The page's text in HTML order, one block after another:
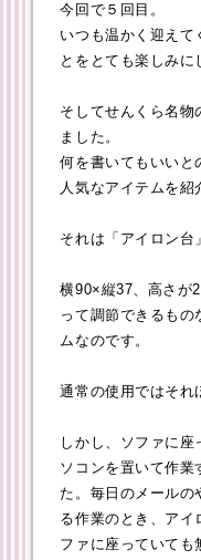
今回で５回目。
いつも温かく迎えて
とをとても楽しみに
そしてせんくら名物
ました。
何を書いてもいいと
人気なアイテムを紹
それは「アイロン台
横90×縦37、高さが
って調節できるもの
ムなのです。
通常の使用ではそれ
しかし、ソファに座
ソコンを置いて作業
た。毎日のメールの
る作業のとき、アイ
ファに座っていても